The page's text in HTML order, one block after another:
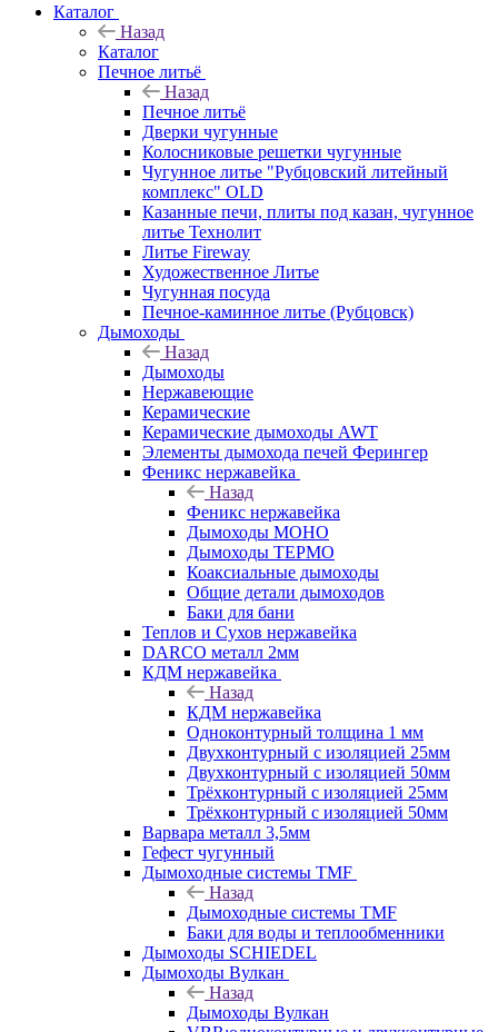
Каталог
Назад
Каталог
Печное литьё
Назад
Печное литьё
Дверки чугунные
Колосниковые решетки чугунные
Чугунное литье "Рубцовский литейный
комплекс" OLD
Казанные печи, плиты под казан, чугунное
литье Технолит
Литье Fireway
Художественное Литье
Чугунная посуда
Печное-каминное литье (Рубцовск)
Дымоходы
Назад
Дымоходы
Нержавеющие
Керамические
Керамические дымоходы AWT
Элементы дымохода печей Ферингер
Феникс нержавейка
Назад
Феникс нержавейка
Дымоходы МОНО
Дымоходы ТЕРМО
Коаксиальные дымоходы
Общие детали дымоходов
Баки для бани
Теплов и Сухов нержавейка
DARCO металл 2мм
КДМ нержавейка
Назад
КДМ нержавейка
Одноконтурный толщина 1 мм
Двухконтурный с изоляцией 25мм
Двухконтурный с изоляцией 50мм
Трёхконтурный с изоляцией 25мм
Трёхконтурный с изоляцией 50мм
Варвара металл 3,5мм
Гефест чугунный
Дымоходные системы TMF
Назад
Дымоходные системы TMF
Баки для воды и теплообменники
Дымоходы SCHIEDEL
Дымоходы Вулкан
Назад
Дымоходы Вулкан